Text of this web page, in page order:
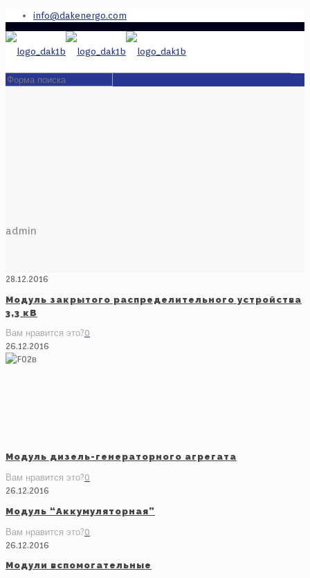
info@dakenergo.com
admin
28.12.2016
Модуль закрытого распределительного устройства
3,3 кВ
Вам нравится это?0
26.12.2016
Модуль дизель-генераторного агрегата
Вам нравится это?0
26.12.2016
Модуль “Аккумуляторная”
Вам нравится это?0
26.12.2016
Модули вспомогательные